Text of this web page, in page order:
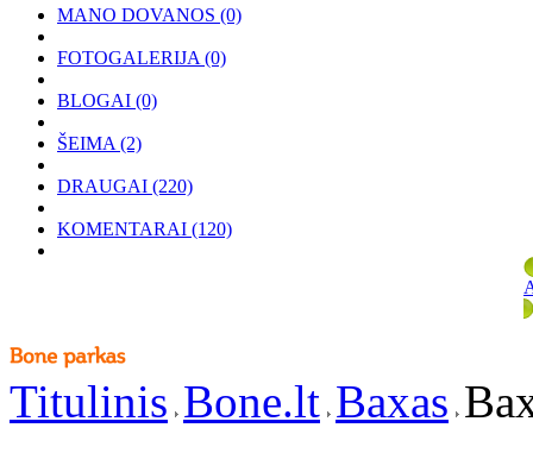
MANO DOVANOS (0)
FOTOGALERIJA (0)
BLOGAI (0)
ŠEIMA (2)
DRAUGAI (220)
KOMENTARAI (120)
Titulinis Bone.lt Baxas